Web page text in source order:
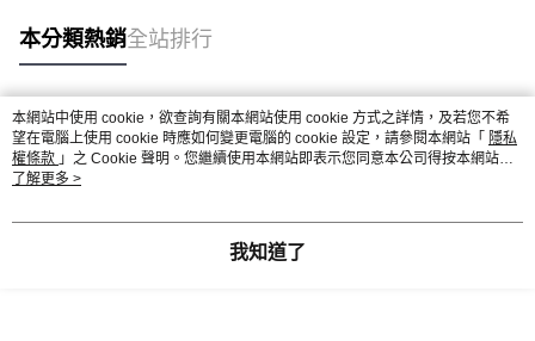
本分類熱銷全站排行
熱門標籤
本網站中使用 cookie，欲查詢有關本網站使用 cookie 方式之詳情，及若您不希
望在電腦上使用 cookie 時應如何變更電腦的 cookie 設定，請參閱本網站「 隱私
權條款 」之 Cookie 聲明。您繼續使用本網站即表示您同意本公司得按本網站使
用條款之 Cookie 聲明使用 cookie。
了解更多 >
我知道了